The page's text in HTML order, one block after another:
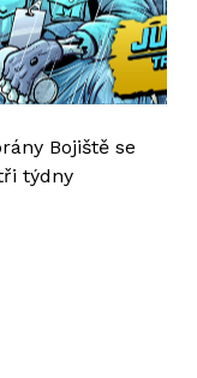
Bojiště se
týdny